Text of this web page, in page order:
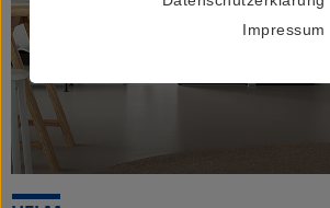
Impressum